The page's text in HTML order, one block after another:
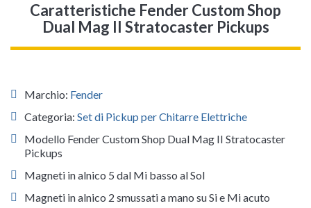
Caratteristiche Fender Custom Shop
Dual Mag II Stratocaster Pickups
Marchio: Fender
Categoria: Set di Pickup per Chitarre Elettriche
Modello Fender Custom Shop Dual Mag II Stratocaster
Pickups
Magneti in alnico 5 dal Mi basso al Sol
Magneti in alnico 2 smussati a mano su Si e Mi acuto